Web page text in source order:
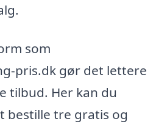
som
pris.dk gør det lettere
tilbud. Her kan du
bestille tre gratis og